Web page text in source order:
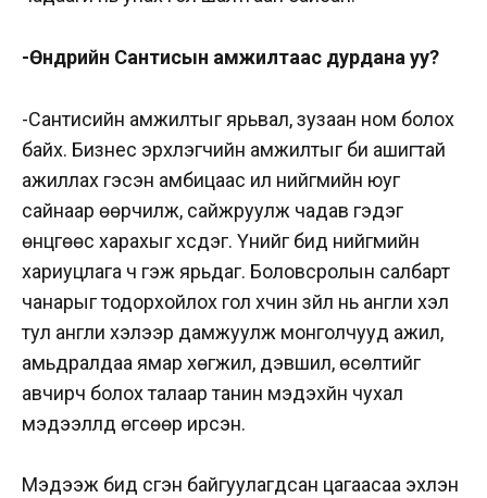
-Өнөөдрийн Сантисын амжилтаас дурдана уу?
-Сантисийн амжилтыг ярьвал, зузаан ном болох
байх. Бизнес эрхлэгчийн амжилтыг би ашигтай
ажиллах гэсэн амбицаас илүү нийгмийн юуг
сайнаар өөрчилж, сайжруулж чадав гэдэг
өнцгөөс харахыг хүсдэг. Үүнийг бид нийгмийн
хариуцлага ч гэж ярьдаг. Боловсролын салбарт
чанарыг тодорхойлох гол хүчин зүйл нь англи хэл
тул англи хэлээр дамжуулж монголчууд ажил,
амьдралдаа ямар хөгжил, дэвшил, өсөлтийг
авчирч болох талаар танин мэдэхүйн чухал
мэдээллүүд өгсөөр ирсэн.
Мэдээж бид үүсгэн байгуулагдсан цагаасаа эхлэн